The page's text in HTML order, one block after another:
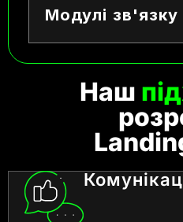
Модулі зв'язку
Наш